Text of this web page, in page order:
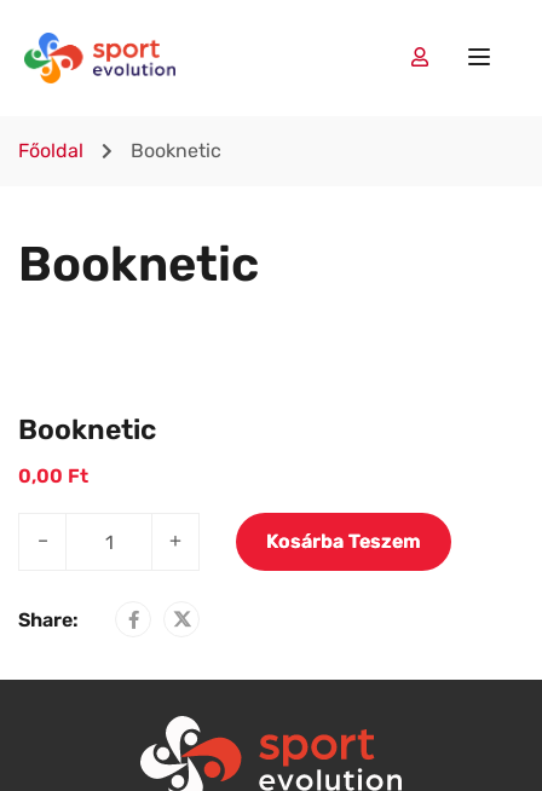
Főoldal Booknetic
Booknetic
Booknetic
0,00 Ft
– + Kosárba Teszem
Share: